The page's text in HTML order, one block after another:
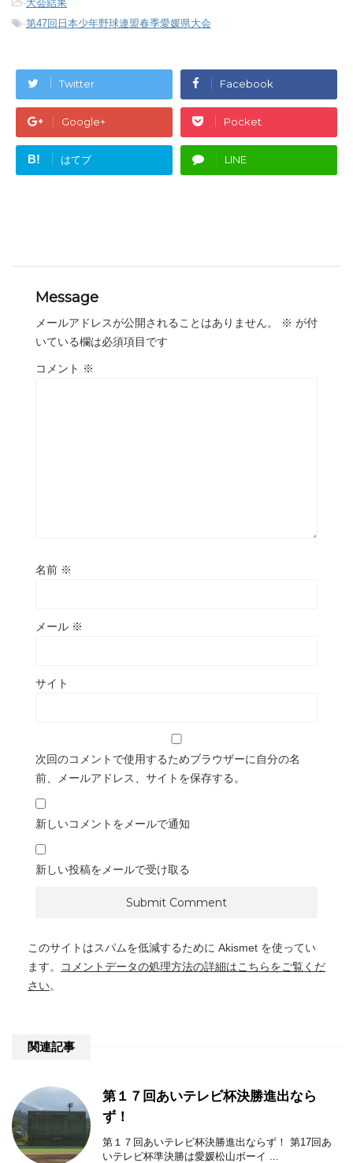
-大会結果
-第47回日本少年野球連盟春季愛媛県大会
Twitter Facebook
Google+ Pocket
B! はてブ LINE
Message
メールアドレスが公開されることはありません。 ※ が付
いている欄は必須項目です
コメント ※
名前 ※
メール ※
サイト
次回のコメントで使用するためブラウザーに自分の名
前、メールアドレス、サイトを保存する。
新しいコメントをメールで通知
新しい投稿をメールで受け取る
このサイトはスパムを低減するために Akismet を使ってい
ます。
コメントデータの処理方法の詳細はこちらをご覧くだ
さい。
関連記事
第１７回あいテレビ杯決勝進出なら
ず！
第１７回あいテレビ杯決勝進出ならず！ 第17回あ
いテレビ杯準決勝は愛媛松山ボーイ ...